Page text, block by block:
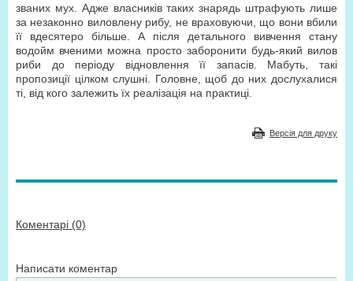
званих мух. Адже власників таких знарядь штрафують лише
за незаконно виловлену рибу, не враховуючи, що вони вбили
її вдесятеро більше. А після детального вивчення стану
водойм вченими можна просто заборонити будь-який вилов
риби до періоду відновлення її запасів. Мабуть, такі
пропозиції цілком слушні. Головне, щоб до них дослухалися
ті, від кого залежить їх реалізація на практиці.
Версія для друку
Коментарі (0)
Написати коментар